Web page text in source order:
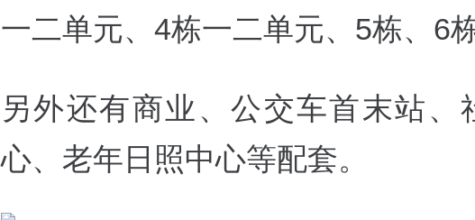
一二单元、4栋一二单元、5栋、6栋
另外还有商业、公交车首末站、
心、老年日照中心等配套。